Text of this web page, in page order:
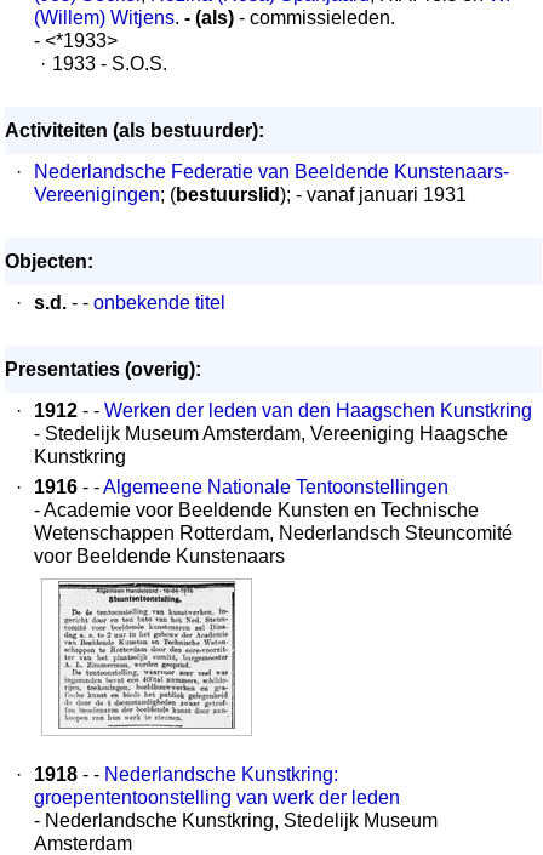
(Willem) Witjens. - (als) - commissieleden.
- <*1933>
· 1933 - S.O.S.
Activiteiten (als bestuurder):
·
Nederlandsche Federatie van Beeldende Kunstenaars-
Vereenigingen; (bestuurslid); - vanaf januari 1931
Objecten:
·
s.d. - - onbekende titel
Presentaties (overig):
·
1912 - - Werken der leden van den Haagschen Kunstkring
- Stedelijk Museum Amsterdam, Vereeniging Haagsche
Kunstkring
·
1916 - -Algemeene Nationale Tentoonstellingen
- Academie voor Beeldende Kunsten en Technische
Wetenschappen Rotterdam, Nederlandsch Steuncomité
voor Beeldende Kunstenaars
· 1918 - - Nederlandsche Kunstkring:
groepententoonstelling van werk der leden
- Nederlandsche Kunstkring, Stedelijk Museum
Amsterdam